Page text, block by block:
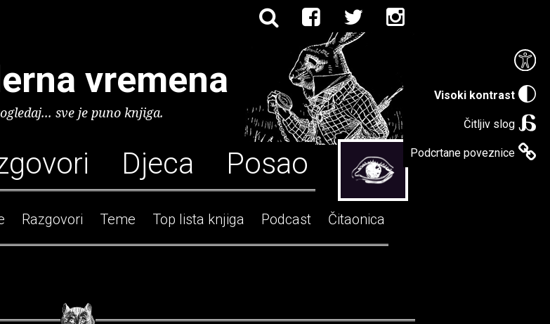
Visoki kontrast
Čitljiv slog
Podcrtane poveznice
vremena
sve je puno knjiga.
Djeca Posao
Razgovori Teme Top lista knjiga Podcast Čitaonica